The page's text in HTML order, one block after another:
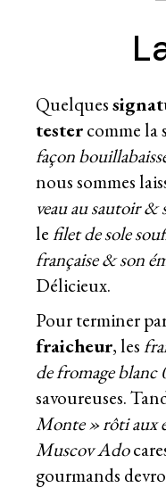
Quelques
testercomme la
façon
nous sommes
veau au sautoir &
lefilet de sole
française & son
Délicieux.
Pour terminer
fraicheur, les
de fromage blanc
savoureuses.
Monte » rôti aux
Muscov Ado
gourmands